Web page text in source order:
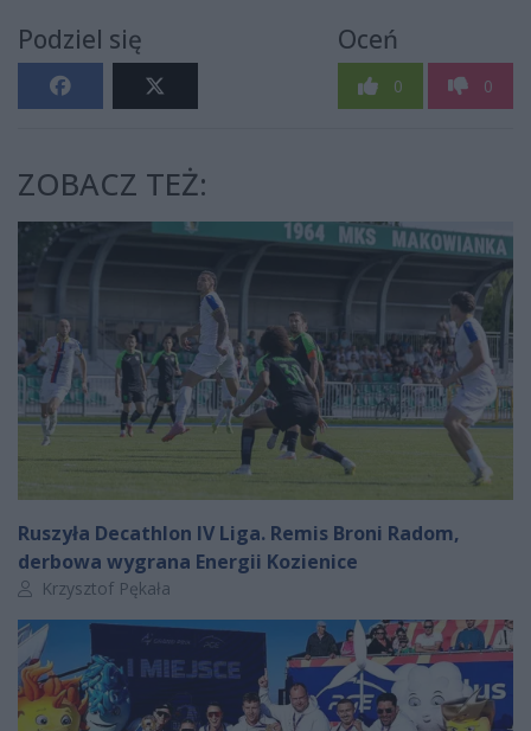
Podziel się Oceń
0 0
ZOBACZ TEŻ:
Ruszyła Decathlon IV Liga. Remis Broni Radom,
derbowa wygrana Energii Kozienice
Autor artykułu:
Krzysztof Pękała